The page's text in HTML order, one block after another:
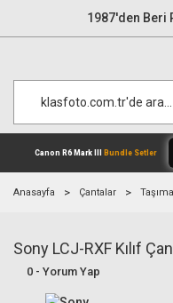
1987'den Beri
Canon R6 Mark III
Anasayfa Çantalar Taşıma
Sony LCJ-RXF Kılıf
0 - Yorum Yap